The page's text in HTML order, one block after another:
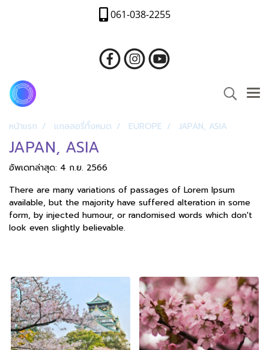
061-038-2255
หน้าแรก แกลลอรี่ทั้งหมด EUROPE JAPAN, ASIA
JAPAN, ASIA
อัพเดทล่าสุด: 4 ก.ย. 2566
There are many variations of passages of Lorem Ipsum
available, but the majority have suffered alteration in some
form, by injected humour, or randomised words which don't
look even slightly believable.